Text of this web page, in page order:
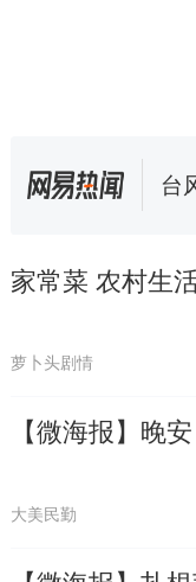
热
家常菜 农村生
萝卜头剧情
【微海报】晚
大美民勤